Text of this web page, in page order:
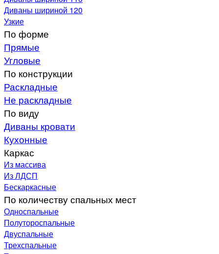
Диваны шириной 120
Узкие
По форме
Прямые
Угловые
По конструкции
Раскладные
Не раскладные
По виду
Диваны кровати
Кухонные
Каркас
Из массива
Из ЛДСП
Бескаркасные
По количеству спальных мест
Односпальные
Полутороспальные
Двуспальные
Трехспальные